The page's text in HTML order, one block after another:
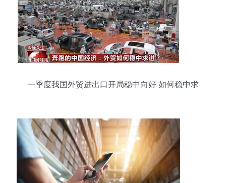
一季度我国外贸进出口开局稳中向好 如何稳中求